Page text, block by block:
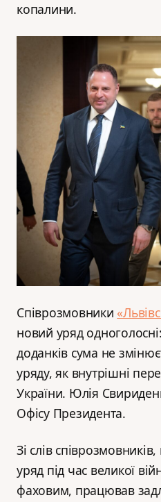
копалини.
Співрозмовники
новий уряд
доданків сума не
уряду, як внутрішні
України. Юлія
Офісу Президента.
Зі слів
уряд під час великої
фаховим, працював